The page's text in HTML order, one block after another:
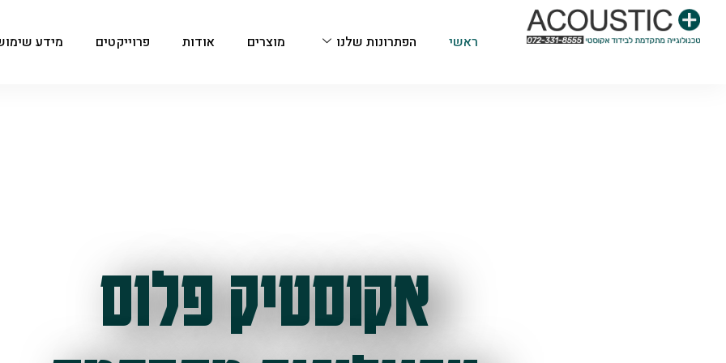
ראשי הפתרונות שלנו מוצרים אודות פרוייקטים מידע
אקוסטיק פלוס